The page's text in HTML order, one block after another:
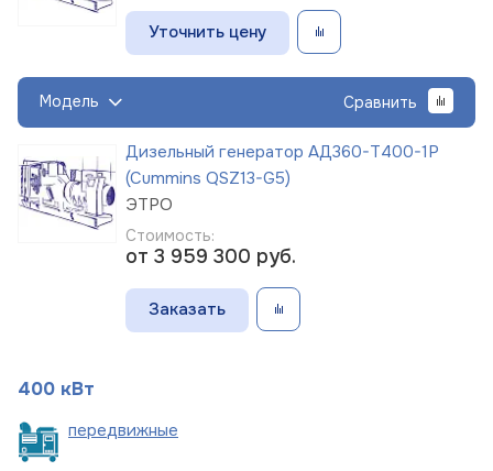
Уточнить цену
Модель Сравнить
Дизельный генератор АД360-Т400-1Р
(Cummins QSZ13-G5)
ЭТРО
Стоимость:
от 3 959 300 руб.
Заказать
400 кВт
передвижные